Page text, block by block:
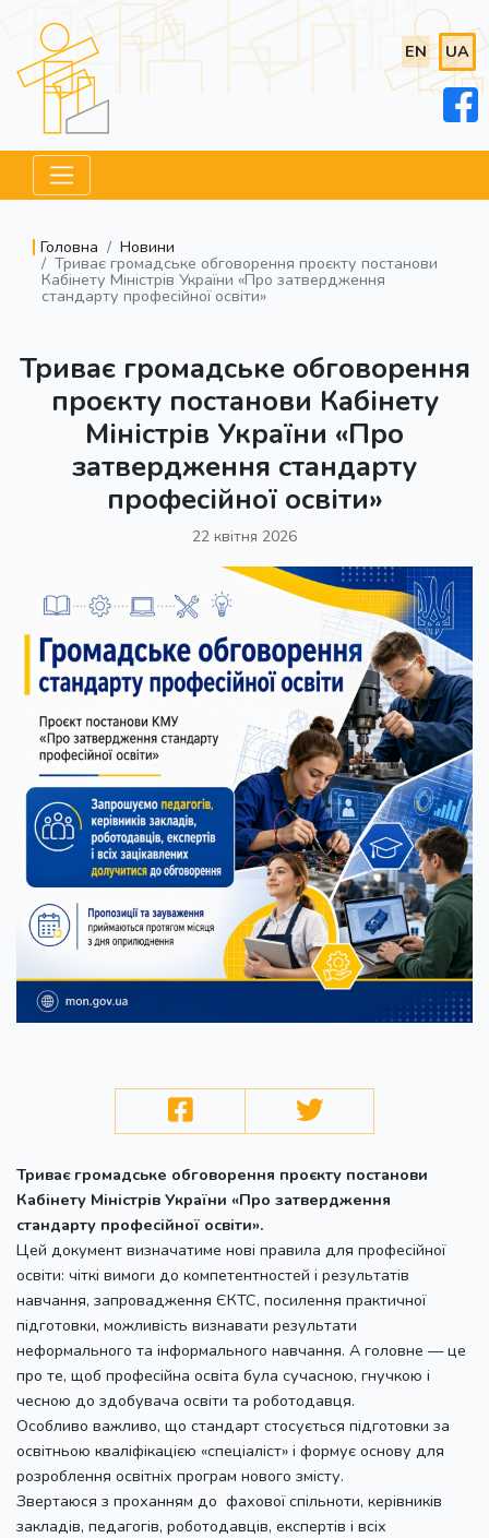
EN UA
Головна Новини
Триває громадське обговорення проєкту постанови
Кабінету Міністрів України «Про затвердження
стандарту професійної освіти»
Триває громадське обговорення
проєкту постанови Кабінету
Міністрів України «Про
затвердження стандарту
професійної освіти»
22 квітня 2026
Триває громадське обговорення проєкту постанови
Кабінету Міністрів України «Про затвердження
стандарту професійної освіти».
Цей документ визначатиме нові правила для професійної
освіти: чіткі вимоги до компетентностей і результатів
навчання, запровадження ЄКТС, посилення практичної
підготовки, можливість визнавати результати
неформального та інформального навчання. А головне — це
про те, щоб професійна освіта була сучасною, гнучкою і
чесною до здобувача освіти та роботодавця.
Особливо важливо, що стандарт стосується підготовки за
освітньою кваліфікацією «спеціаліст» і формує основу для
розроблення освітніх програм нового змісту.
Звертаюся з проханням до фахової спільноти, керівників
закладів, педагогів, роботодавців, експертів і всіх